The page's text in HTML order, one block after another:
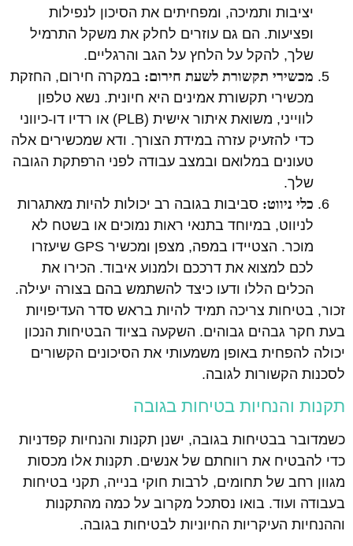
יציבות ותמיכה, ומפחיתים את הסיכון לנפילות
ופציעות. הם גם עוזרים לחלק את משקל התרמיל
שלך, להקל על הלחץ על הגב והרגליים.
מכשירי תקשורת לשעת חירום:במקרה חירום, החזקת
מכשירי תקשורת אמינים היא חיונית. נשא טלפון
לווייני, משואת איתור אישית (PLB) או רדיו דו-כיווני
כדי להזעיק עזרה במידת הצורך. ודא שמכשירים אלה
טעונים במלואם ובמצב עבודה לפני הרפתקת הגובה
שלך.
כלי ניווט:סביבות בגובה רב יכולות להיות מאתגרות
לניווט, במיוחד בתנאי ראות נמוכים או בשטח לא
מוכר. הצטיידו במפה, מצפן ומכשיר GPS שיעזרו
לכם למצוא את דרככם ולמנוע איבוד. הכירו את
הכלים הללו ודעו כיצד להשתמש בהם בצורה יעילה.
זכור, בטיחות צריכה תמיד להיות בראש סדר העדיפויות
בעת חקר גבהים גבוהים. השקעה בציוד הבטיחות הנכון
יכולה להפחית באופן משמעותי את הסיכונים הקשורים
לסכנות הקשורות לגובה.
תקנות והנחיות בטיחות בגובה
כשמדובר בבטיחות בגובה, ישנן תקנות והנחיות קפדניות
כדי להבטיח את רווחתם של אנשים. תקנות אלו מכסות
מגוון רחב של תחומים, לרבות חוקי בנייה, תקני בטיחות
בעבודה ועוד. בואו נסתכל מקרוב על כמה מהתקנות
וההנחיות העיקריות החיוניות לבטיחות בגובה.